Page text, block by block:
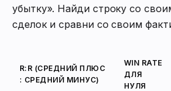
убытку». Найди строку со
сделок и сравни со своим
R:R (СРЕДНИЙ ПЛЮС
: СРЕДНИЙ МИНУС)
WIN RATE
ДЛЯ
НУЛЯ